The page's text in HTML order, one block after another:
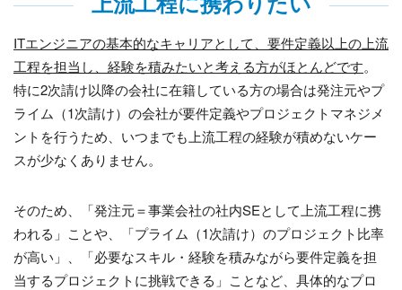
ITエンジニアの基本的なキャリアとして、要件定義以上の上流
工程を担当し、経験を積みたいと考える方がほとんどです。
特に2次請け以降の会社に在籍している方の場合は発注元やプ
ライム（1次請け）の会社が要件定義やプロジェクトマネジメ
ントを行うため、いつまでも上流工程の経験が積めないケー
スが少なくありません。
そのため、「発注元＝事業会社の社内SEとして上流工程に携
われる」ことや、「プライム（1次請け）のプロジェクト比率
が高い」、「必要なスキル・経験を積みながら要件定義を担
当するプロジェクトに挑戦できる」ことなど、具体的なプロ